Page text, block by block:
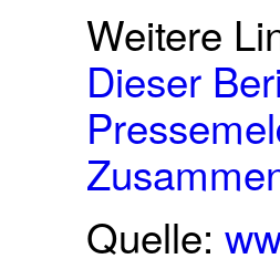
Weitere
Dieser
Quelle: